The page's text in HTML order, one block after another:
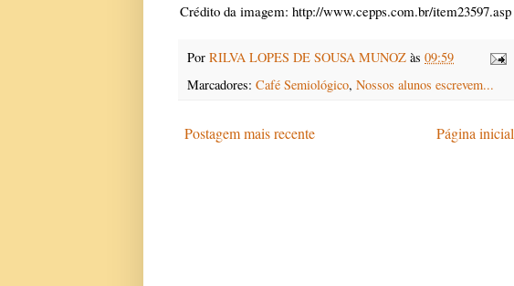
Crédito da imagem: http://www.cepps.com.br/item23597.asp
Por RILVA LOPES DE SOUSA MUNOZ às 09:59
Marcadores: Café Semiológico, Nossos alunos escrevem...
Postagem mais recente Página inicial